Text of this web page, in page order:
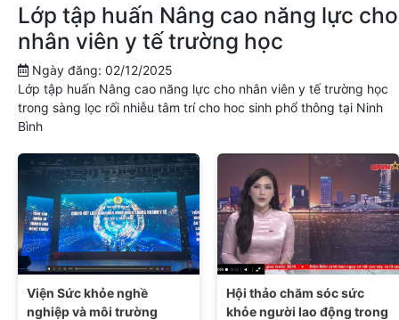
Lớp tập huấn Nâng cao năng lực cho
nhân viên y tế trường học
Ngày đăng: 02/12/2025
Lớp tập huấn Nâng cao năng lực cho nhân viên y tế trường học
trong sàng lọc rối nhiễu tâm trí cho hoc sinh phổ thông tại Ninh
Bình
Viện Sức khỏe nghề
nghiệp và môi trường
Hội thảo chăm sóc sức
khỏe người lao động trong